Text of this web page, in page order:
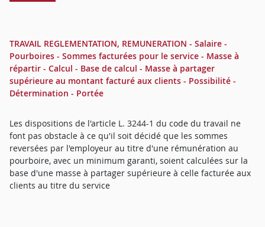
TRAVAIL REGLEMENTATION, REMUNERATION - Salaire -
Pourboires - Sommes facturées pour le service - Masse à
répartir - Calcul - Base de calcul - Masse à partager
supérieure au montant facturé aux clients - Possibilité -
Détermination - Portée
Les dispositions de l'article L. 3244-1 du code du travail ne
font pas obstacle à ce qu'il soit décidé que les sommes
reversées par l'employeur au titre d'une rémunération au
pourboire, avec un minimum garanti, soient calculées sur la
base d'une masse à partager supérieure à celle facturée aux
clients au titre du service